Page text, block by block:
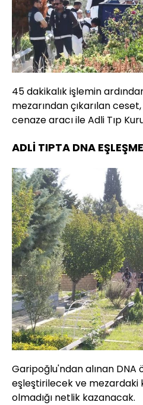
45 dakikalık işlemin
mezarından çıkarılan
cenaze aracı ile Adli Tıp
ADLİ TIPTA DNA
Garipoğlu'ndan alınan DNA
eşleştirilecek ve mezardaki
olmadığı netlik kazanacak.